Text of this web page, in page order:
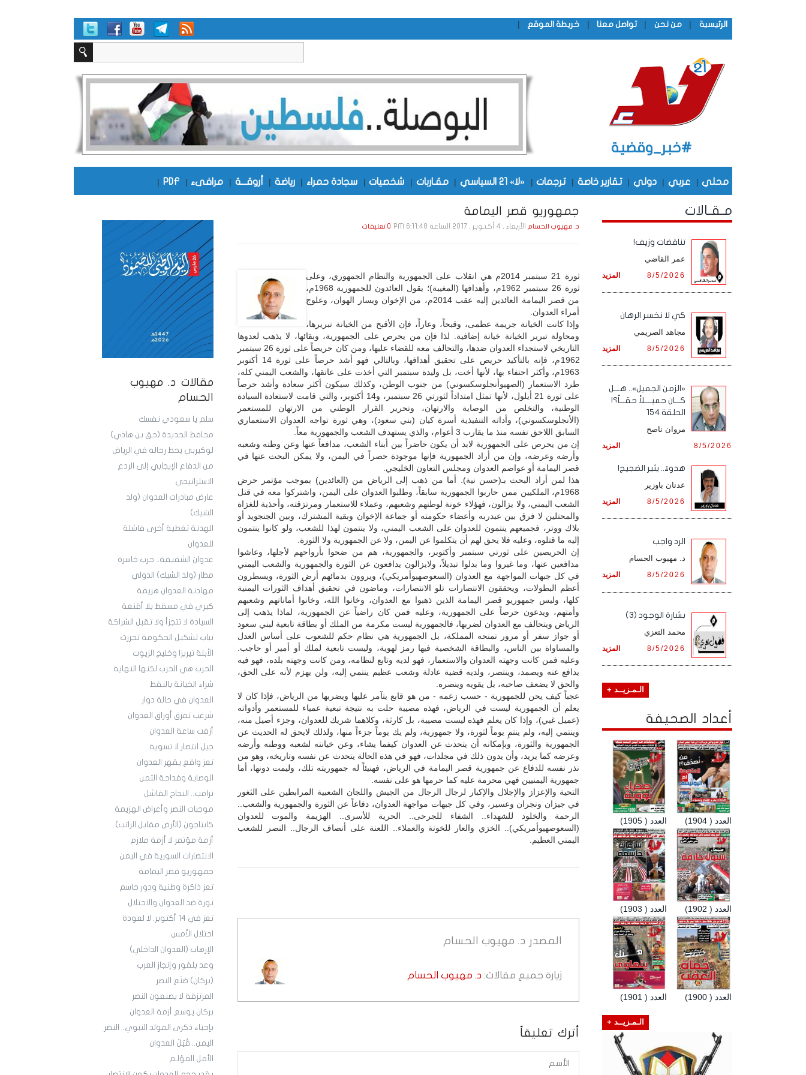
الرئيسية | من نحن | تواصل معنا | خريطة الموقع |
#خبر_وقضية
محلي | عربي | دولي | تقارير خاصة | ترجمات | «لا» 21 السياسي | مقـاربات | شخصيات | سجادة حمراء | رياضة | أروقـــة | مرافىء |
PDF
|
مقالات د. مهيوب
الحسام
سلم يا سعودي نفسك
محافظ الحديدة (حق بن هادي)
لوكيربي يحط رحاله في الرياض
من الدفاع الإيجابي إلى الردع
الاستراتيجي
عارض مبادرات العدوان (ولد
الشيك)
الهدنة تغطية أخرى فاشلة
للعدوان
عدوان الشقيقة.. حرب خاسرة
مطار (ولد الشيك) الدولي
مهادنة العدوان هزيمة
كيري في مسقط بلا أقنعة
السيادة لا تتجزأ ولا تقبل الشراكة
تباب تشكيل الحكومة تحررت
الأبلة تيريزا وخليج الزيوت
الحرب هي الحرب لكنها النهاية
شراء الخيانة بالنفط
العدوان في حالة دوار
شرعب تمزق أوراق العدوان
أزفت ساعة العدوان
جيل انتصار لا تسوية
تعز واقع يقهر العدوان
الوصاية وفداحة الثمن
ترامب.. النجاح الفاشل
موجبات النصر وأعراض الهزيمة
كابتاجون (الأرض مقابل الراتب)
أزمة مؤتمر لا أزمة ملازم
الانتصارات السورية في اليمن
جمهوريو قصر اليمامة
تعز ذاكرة وطنية ودور حاسم
ثورة ضد العدوان والاحتلال
تعز في 14 أكتوبر: لا لعودة
احتلال الأمس
الإرهاب (العدوان الداخلي)
وعد بلفور وإنجاز العرب
(بركان) صَنَع النصر
المرتزقة لا يصنعون النصر
بركان يوسع أزمة العدوان
بإحياء ذكرى المولد النبوي.. النصر
اليمن.. قُتِلَ العدوان
الأمل المؤلـم
جمهوريو قصر اليمامة
د. مهيوب الحسام الأربعاء , 4 أكـتـوبـر , 2017 الساعة 6:11:48 PM 0 تعليقات
ثورة 21 سبتمبر 2014م هي انقلاب على الجمهورية والنظام الجمهوري، وعلى
ثورة 26 سبتمبر 1962م، وأهدافها (المغيبة)؛ يقول العائدون للجمهورية 1968م،
من قصر اليمامة العائدين إليه عقب 2014م، من الإخوان ويسار الهوان، وعلوج
أمراء العدوان.
وإذا كانت الخيانة جريمة عظمى، وقبحاً، وعاراً، فإن الأقبح من الخيانة تبريرها،
ومحاولة تبرير الخيانة خيانة إضافية. لذا فإن من يحرص على الجمهورية، وبقائها، لا يذهب لعدوها
التاريخي لاستجداء العدوان ضدها، والتحالف معه للقضاء عليها، ومن كان حريصاً على ثورة 26 سبتمبر
1962م، فإنه بالتأكيد حريص على تحقيق أهدافها، وبالتالي فهو أشد حرصاً على ثورة 14 أكتوبر
1963م، وأكثر احتفاء بها، لأنها أخت، بل وليدة سبتمبر التي أخذت على عاتقها، والشعب اليمني كله،
طرد الاستعمار (الصهيوأنجلوسكسوني) من جنوب الوطن، وكذلك سيكون أكثر سعادة وأشد حرصاً
على ثورة 21 أيلول، لأنها تمثل امتداداً لثورتي 26 سبتمبر، و14 أكتوبر، والتي قامت لاستعادة السيادة
الوطنية، والتخلص من الوصاية والارتهان، وتحرير القرار الوطني من الارتهان للمستعمر
(الأنجلوسكسوني)، وأداته التنفيذية أسرة كيان (بني سعود)، وهي ثورة تواجه العدوان الاستعماري
السابق اللاحق نفسه منذ ما يقارب 3 أعوام، والذي يستهدف الشعب والجمهورية معاً.
إن من يحرص على الجمهورية لابد أن يكون حاضراً بين أبناء الشعب، مدافعاً عنها وعن وطنه وشعبه
وأرضه وعرضه، وإن من أراد الجمهورية فإنها موجودة حصراً في اليمن، ولا يمكن البحث عنها في
قصر اليمامة أو عواصم العدوان ومجلس التعاون الخليجي.
هذا لمن أراد البحث بـ(حسن نية). أما من ذهب إلى الرياض من (العائدين) بموجب مؤتمر حرض
1968م، الملكيين ممن حاربوا الجمهورية سابقاً، وطلبوا العدوان على اليمن، واشتركوا معه في قتل
الشعب اليمني، ولا يزالون، فهؤلاء خونة لوطنهم وشعبهم، وعملاء للاستعمار ومرتزقته، وأحذية للغزاة
والمحتلين لا فرق بين عبدربه وأعضاء حكومته أو جماعة الإخوان وبقية المشترك، وبين الجنجويد أو
بلاك ووتر، فجميعهم ينتمون للعدوان على الشعب اليمني، ولا ينتمون لهذا للشعب، ولو كانوا ينتمون
إليه ما قتلوه، وعليه فلا يحق لهم أن يتكلموا عن اليمن، ولا عن الجمهورية ولا الثورة.
إن الحريصين على ثورتي سبتمبر وأكتوبر، والجمهورية، هم من ضحوا بأرواحهم لأجلها، وعاشوا
مدافعين عنها، وما غيروا وما بدلوا تبديلاً، ولايزالون يدافعون عن الثورة والجمهورية والشعب اليمني
في كل جبهات المواجهة مع العدوان (السعوصهيوأمريكي)، ويروون بدمائهم أرض الثورة، ويسطرون
أعظم البطولات، ويحققون الانتصارات تلو الانتصارات، وماضون في تحقيق أهداف الثورات اليمنية
كلها، وليس جمهوريو قصر اليمامة الذين ذهبوا مع العدوان، وخانوا الله، وخانوا أماناتهم وشعبهم
وأمتهم، ويدعون حرصاً على الجمهورية، وعليه فمن كان راضياً عن الجمهورية، لماذا يذهب إلى
الرياض ويتحالف مع العدوان لضربها، فالجمهورية ليست مكرمة من الملك أو بطاقة تابعية لبني سعود
أو جواز سفر أو مرور تمنحه المملكة، بل الجمهورية هي نظام حكم للشعوب على أساس العدل
والمساواة بين الناس، والبطاقة الشخصية فيها رمز لهوية، وليست تابعية لملك أو أمير أو حاجب.
وعليه فمن كانت وجهته العدوان والاستعمار، فهو لديه وتابع لنظامه، ومن كانت وجهته بلده، فهو فيه
يدافع عنه ويصمد، وينتصر، ولديه قضية عادلة وشعب عظيم ينتمي إليه، ولن يهزم لأنه على الحق،
والحق لا يضعف صاحبه، بل يقويه وينصره.
عجباً كيف يحن للجمهورية - حسب زعمه - من هو قابع يتآمر عليها ويضربها من الرياض، فإذا كان لا
يعلم أن الجمهورية ليست في الرياض، فهذه مصيبة حلت به نتيجة تبعية عمياء للمستعمر وأدواته
(عميل غبي)، وإذا كان يعلم فهذه ليست مصيبة، بل كارثة، وكلاهما شريك للعدوان، وجزء أصيل منه،
وينتمي إليه، ولم ينتمِ يوماً لثورة، ولا جمهورية، ولم يك يوماً جزءاً منها، ولذلك لايحق له الحديث عن
الجمهورية والثورة، وبإمكانه أن يتحدث عن العدوان كيفما يشاء، وعن خيانته لشعبه ووطنه وأرضه
وعرضه كما يريد، وأن يدون ذلك في مجلدات، فهو في هذه الحالة يتحدث عن نفسه وتاريخه، وهو من
نذر نفسه للدفاع عن جمهورية قصر اليمامة في الرياض، فهنيئاً له جمهوريته تلك، وليمت دونها، أما
جمهورية اليمنيين فهي محرمة عليه كما حرمها هو على نفسه.
التحية والإعزاز والإجلال والإكبار لرجال الرجال من الجيش واللجان الشعبية المرابطين على الثغور
في جيزان ونجران وعسير، وفي كل جبهات مواجهة العدوان، دفاعاً عن الثورة والجمهورية والشعب..
الرحمة والخلود للشهداء.. الشفاء للجرحى.. الحرية للأسرى.. الهزيمة والموت للعدوان
(السعوصهيوأمريكي).. الخزي والعار للخونة والعملاء.. اللعنة على أنصاف الرجال.. النصر للشعب
اليمني العظيم.
المصدر د. مهيوب الحسام
زيارة جميع مقالات: د. مهيوب الحسام
أترك تعليقاً
مـقـالات
تناقضات وزيف!
عمر القاضي
المزيد 8/5/2026
كي لا نخسر الرهان
مجاهد الصريمي
المزيد 8/5/2026
«الزمن الجميل».. هـــل
كـــان جميــــلاً حقـــاً؟!
الحلقة 154
مروان ناصح
المزيد 8/5/2026
هدوءٌ.. يثير الضجيج!
عدنان باوزير
المزيد 8/5/2026
الرد واجب
د. مهيوب الحسام
المزيد 8/5/2026
بشارة الوجود (3)
محمد التعزي
المزيد 8/5/2026
الـمـزيــد +
أعداد الصحيفة
العدد ( 1905) العدد ( 1904)
العدد ( 1903) العدد ( 1902)
العدد ( 1901) العدد ( 1900)
الـمـزيــد +